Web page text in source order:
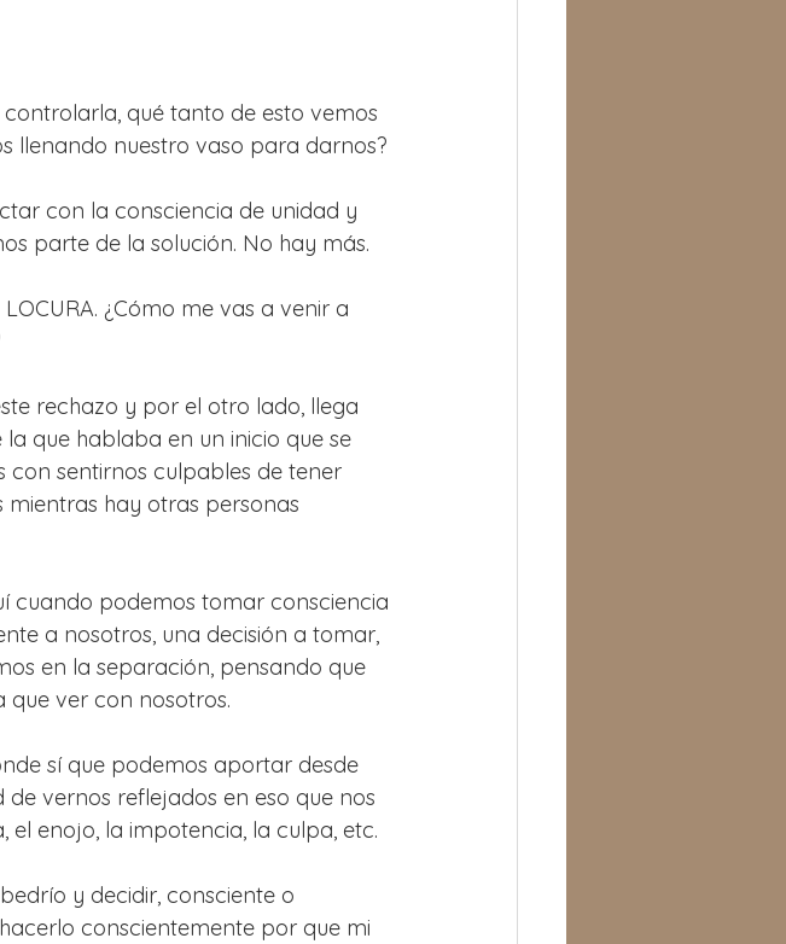
qué tanto de esto vemos
llenando nuestro vaso para darnos?
con la consciencia de unidad y
parte de la solución. No hay más.
¿Cómo me vas a venir a
rechazo y por el otro lado, llega
la que hablaba en un inicio que se
con sentirnos culpables de tener
mientras hay otras personas
cuando podemos tomar consciencia
a nosotros, una decisión a tomar,
en la separación, pensando que
que ver con nosotros.
sí que podemos aportar desde
vernos reflejados en eso que nos
enojo, la impotencia, la culpa, etc.
y decidir, consciente o
conscientemente por que mi